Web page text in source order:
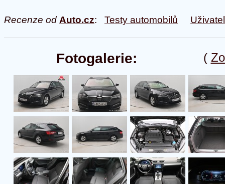
Recenze od Auto.cz: Testy automobilů
(
Fotogalerie: